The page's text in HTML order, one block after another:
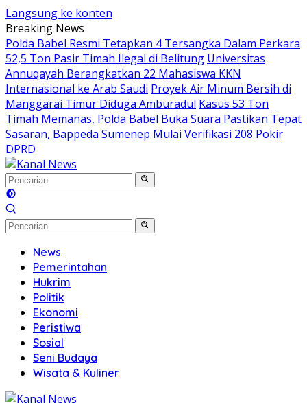
Langsung ke konten
Breaking News
Polda Babel Resmi Tetapkan 4 Tersangka Dalam Perkara
52,5 Ton Pasir Timah Ilegal di Belitung Universitas
Annuqayah Berangkatkan 22 Mahasiswa KKN
Internasional ke Arab Saudi Proyek Air Minum Bersih di
Manggarai Timur Diduga Amburadul Kasus 53 Ton
Timah Memanas, Polda Babel Buka Suara Pastikan Tepat
Sasaran, Bappeda Sumenep Mulai Verifikasi 208 Pokir
DPRD
News
Pemerintahan
Hukrim
Politik
Ekonomi
Peristiwa
Sosial
Seni Budaya
Wisata & Kuliner